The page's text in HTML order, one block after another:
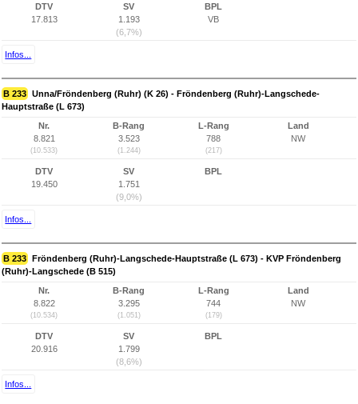
DTV
17.813
SV
1.193
(6,7%)
BPL
VB
Infos...
B 233 Unna/Fröndenberg (Ruhr) (K 26) - Fröndenberg (Ruhr)-Langschede-
Hauptstraße (L 673)
Nr.
8.821
(10.533)
B-Rang
3.523
(1.244)
L-Rang
788
(217)
Land
NW
DTV
19.450
SV
1.751
(9,0%)
BPL
Infos...
B 233 Fröndenberg (Ruhr)-Langschede-Hauptstraße (L 673) - KVP Fröndenberg
(Ruhr)-Langschede (B 515)
Nr.
8.822
(10.534)
B-Rang
3.295
(1.051)
L-Rang
744
(179)
Land
NW
DTV
20.916
SV
1.799
(8,6%)
BPL
Infos...